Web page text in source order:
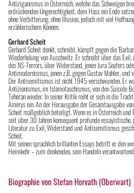
Antiziganismus in Österreich, welche das Schweigen
erdrückenden Ungerechtigkeit, dem Hass ein Ende
ohne Verbitterung, ohne Illusion, jedoch mit viel
erzählerischem Können.
Gerhard Scheit
Gerhard Scheit denkt, schreibt, kämpft gegen die
Wiederholung von Auschwitz. Er schreibt über das
des NS-Terrors, über Widerstand, jenen Jura Soyfers
Antimodernismus, jenen z.B. gegen Gustav Mahler,
Der Antisemitismus ist nicht 1945 verschwunden. Er
Antizionismus, im Islamofaschismus, von den Suicide
Teheran wieder. In seiner Kritik reiht er sich in die
Amérys ein. An der Herausgabe der Gesamtausgabe
Scheit maßgeblich beteiligt. Wenn es in Österreich und
seit über 30 Jahren konsequent profunde
Literatur zu Exil, Widerstand und Antisemitismus
Scheit.
Mit seinen sprachlich brillanten Essays betritt er den
Heimkehr – zum denkenden, sein Handeln
Biographie von Stefan Horvath (Oberwart)